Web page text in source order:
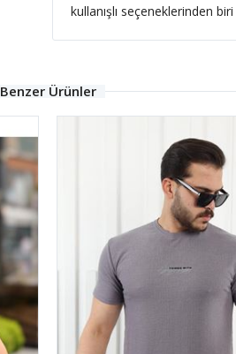
kullanışlı seçeneklerinden
Benzer Ürünler